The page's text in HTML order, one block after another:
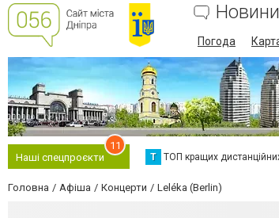
Новини
Погода
Наші спецпроєкти
11
Т ТОП кращих
Головна Афіша Концерти Leléka (Berlin)